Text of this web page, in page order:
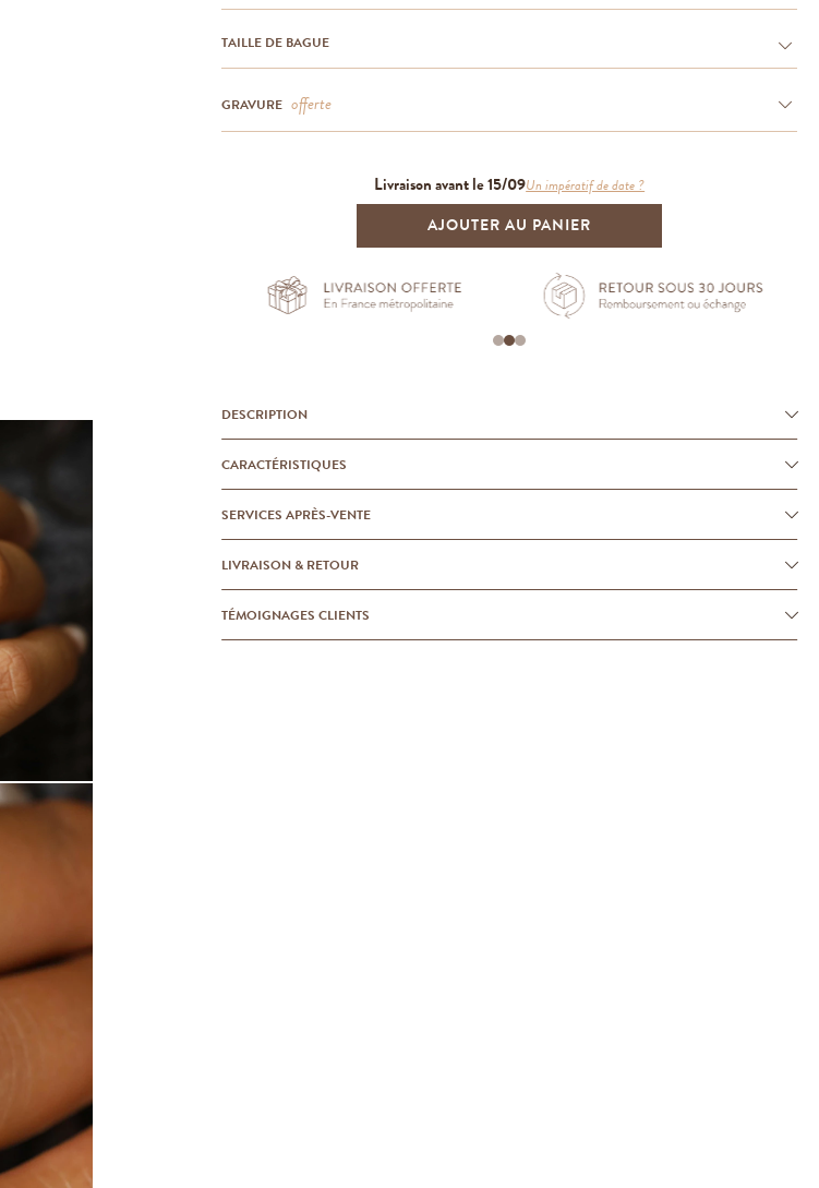
TAILLE DE BAGUE
GRAVURE offerte
Livraison avant le 15/09Un impératif de date ?
AJOUTER AU PANIER
DESCRIPTION
CARACTÉRISTIQUES
SERVICES APRÈS-VENTE
LIVRAISON & RETOUR
TÉMOIGNAGES CLIENTS